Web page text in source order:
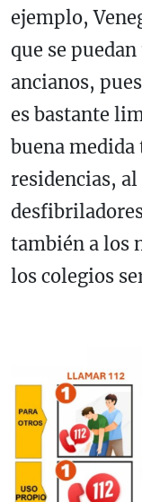
ejemplo,
que se
ancianos,
es bastante
buena
residencias,
también a los
los colegios